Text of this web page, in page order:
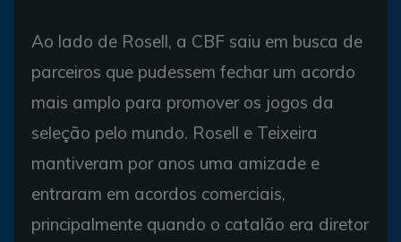
Ao lado de Rosell, a CBF saiu em busca de
parceiros que pudessem fechar um acordo
mais amplo para promover os jogos da
seleção pelo mundo. Rosell e Teixeira
mantiveram por anos uma amizade e
entraram em acordos comerciais,
principalmente quando o catalão era diretor